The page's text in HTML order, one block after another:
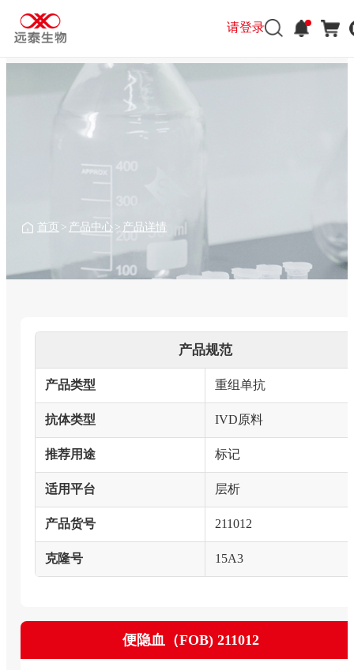
请登录
首页 > 产品中心 > 产品详情
产品规范
产品类型 重组单抗
抗体类型 IVD原料
推荐用途 标记
适用平台 层析
产品货号 211012
克隆号 15A3
便隐血（FOB) 211012
请登录